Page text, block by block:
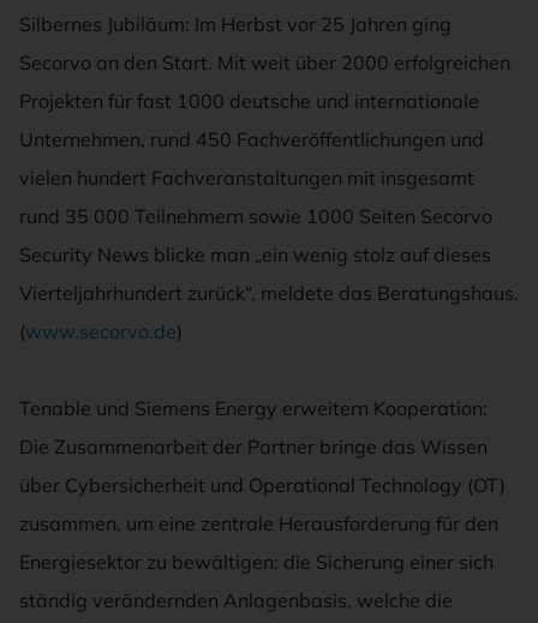
Silbernes Jubiläum: Im Herbst vor 25 Jahren ging
Secorvo an den Start. Mit weit über 2000 erfolgreichen
Projekten für fast 1000 deutsche und internationale
Unternehmen, rund 450 Fachveröffentlichungen und
vielen hundert Fachveranstaltungen mit insgesamt
rund 35 000 Teilnehmern sowie 1000 Seiten Secorvo
Security News blicke man „ein wenig stolz auf dieses
Vierteljahrhundert zurück“, meldete das Beratungshaus.
(www.secorvo.de)
Tenable und Siemens Energy erweitern Kooperation:
Die Zusammenarbeit der Partner bringe das Wissen
über Cybersicherheit und Operational Technology (OT)
zusammen, um eine zentrale Herausforderung für den
Energiesektor zu bewältigen: die Sicherung einer sich
ständig verändernden Anlagenbasis, welche die